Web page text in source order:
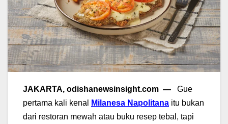
JAKARTA, odishanewsinsight.com — Gue
pertama kali kenal
Milanesa Napolitana itu bukan
dari restoran mewah atau buku resep tebal, tapi